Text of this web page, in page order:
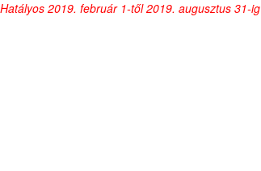
Hatályos 2019. február 1-től 2019. augusztus 31-ig